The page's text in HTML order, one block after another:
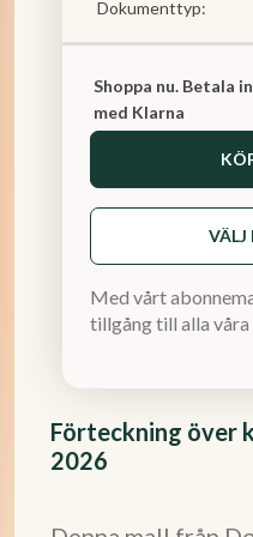
Förteckning över
2026
Dokumenttyp:
Shoppa nu. Betala
med Klarna
VÄLJ
Med vårt
tillgång till alla